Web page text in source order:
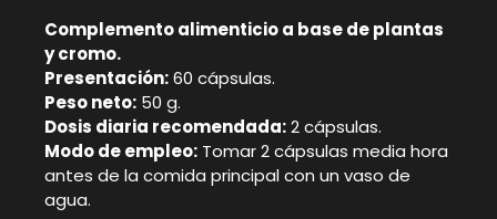
Complemento alimenticio a base de plantas
y cromo.
Presentación:60 cápsulas.
Peso neto: 50 g.
Dosis diaria recomendada:2 cápsulas.
Modo de empleo: Tomar 2 cápsulas media hora
antes de la comida principal con un vaso de
agua.